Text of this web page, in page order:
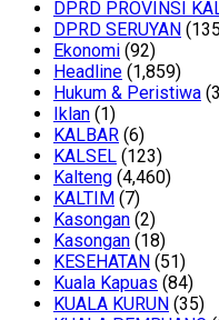
DPRD PROVINSI
DPRD SERUYAN
Ekonomi (92)
Headline (1,859)
Hukum & Peristiwa
Iklan (1)
KALBAR (6)
KALSEL (123)
Kalteng (4,460)
KALTIM (7)
Kasongan (2)
Kasongan (18)
KESEHATAN (51)
Kuala Kapuas (84)
KUALA KURUN (35)